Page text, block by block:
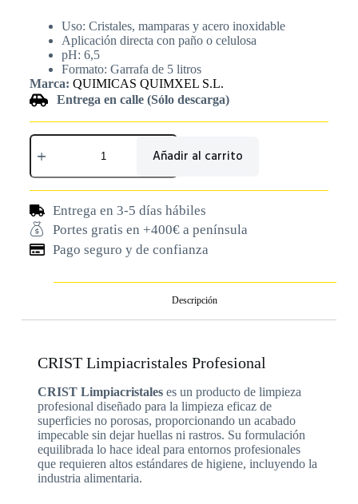
Uso: Cristales, mamparas y acero inoxidable
Aplicación directa con paño o celulosa
pH: 6,5
Formato: Garrafa de 5 litros
Marca: QUIMICAS QUIMXEL S.L.
Entrega en calle (Sólo descarga)
Añadir al carrito
Entrega en 3-5 días hábiles
Portes gratis en +400€ a península
Pago seguro y de confianza
Descripción
CRIST Limpiacristales Profesional
CRIST Limpiacristaleses un producto de limpieza
profesional diseñado para la limpieza eficaz de
superficies no porosas, proporcionando un acabado
impecable sin dejar huellas ni rastros. Su formulación
equilibrada lo hace ideal para entornos profesionales
que requieren altos estándares de higiene, incluyendo la
industria alimentaria.